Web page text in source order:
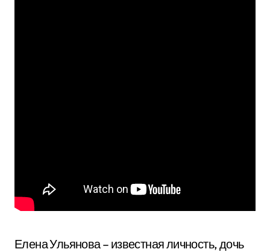
Елена Ульянова – известная личность, дочь